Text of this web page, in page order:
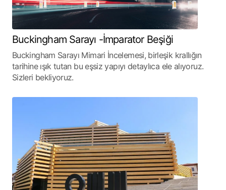
Buckingham Sarayı -İmparator Beşiği
Buckingham Sarayı Mimari İncelemesi, birleşik krallığın
tarihine ışık tutan bu eşsiz yapıyı detaylıca ele alıyoruz.
Sizleri bekliyoruz.